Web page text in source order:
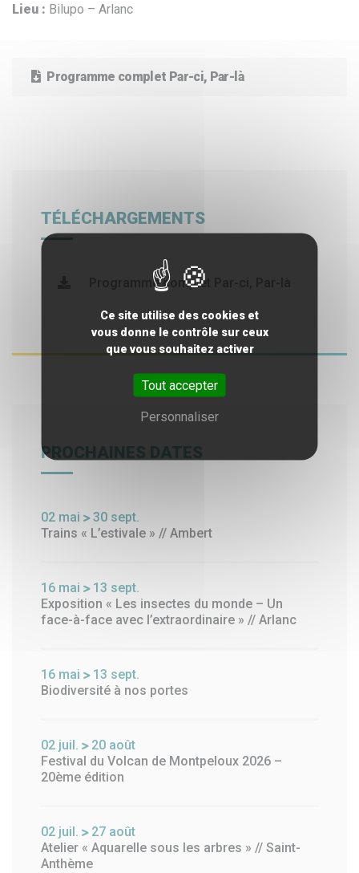
Lieu : Bilupo – Arlanc
Programme complet Par-ci, Par-là
TÉLÉCHARGEMENTS
Programme complet Par-ci, Par-là
PROCHAINES DATES
02 mai 30 sept.
Trains « L’estivale » // Ambert
16 mai 13 sept.
Exposition « Les insectes du monde – Un
face-à-face avec l’extraordinaire » // Arlanc
16 mai 13 sept.
Biodiversité à nos portes
02 juil. 20 août
Festival du Volcan de Montpeloux 2026 –
20ème édition
02 juil. 27 août
Atelier « Aquarelle sous les arbres » // Saint-
Anthème
Ce site utilise des cookies et
vous donne le contrôle sur ceux
que vous souhaitez activer
Tout accepter
Personnaliser